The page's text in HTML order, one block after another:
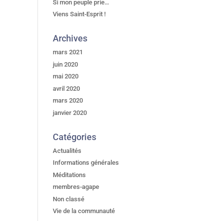
Si mon peuple prie…
Viens Saint-Esprit !
Archives
mars 2021
juin 2020
mai 2020
avril 2020
mars 2020
janvier 2020
Catégories
Actualités
Informations générales
Méditations
membres-agape
Non classé
Vie de la communauté